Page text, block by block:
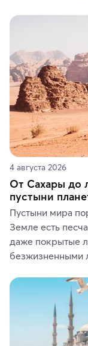
средства,
где их купить.
4 августа 2026
От Сахары до
пустыни
Пустыни мира
Земле есть
даже покрытые
безжизненными
животные и
ярких